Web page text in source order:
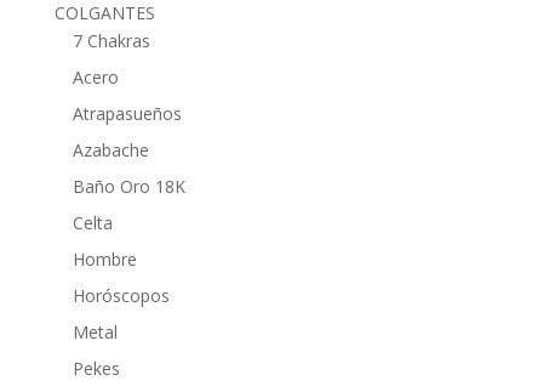
COLGANTES
7 Chakras
Acero
Atrapasueños
Azabache
Baño Oro 18K
Celta
Hombre
Horóscopos
Metal
Pekes